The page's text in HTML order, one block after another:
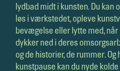
lydbad midt i kunsten. Du kan
løs i værkstedet, opleve
bevægelse eller lytte med,
dykker ned i deres
og de historier, de rummer. Og
kunstpause kan du nyde